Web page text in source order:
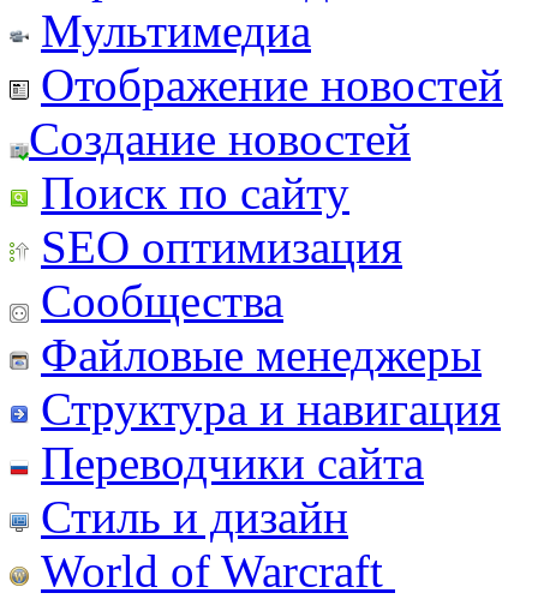
Мультимедиа
Отображение новостей
Создание новостей
Поиск по сайту
SEO оптимизация
Сообщества
Файловые менеджеры
Структура и навигация
Переводчики сайта
Стиль и дизайн
World of Warcraft